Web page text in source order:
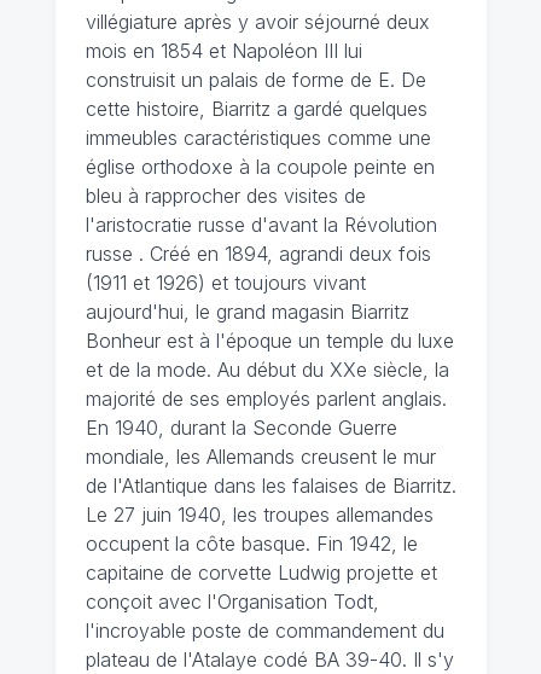
villégiature après y avoir séjourné deux
mois en 1854 et Napoléon III lui
construisit un palais de forme de E. De
cette histoire, Biarritz a gardé quelques
immeubles caractéristiques comme une
église orthodoxe à la coupole peinte en
bleu à rapprocher des visites de
l'aristocratie russe d'avant la Révolution
russe . Créé en 1894, agrandi deux fois
(1911 et 1926) et toujours vivant
aujourd'hui, le grand magasin Biarritz
Bonheur est à l'époque un temple du luxe
et de la mode. Au début du XXe siècle, la
majorité de ses employés parlent anglais.
En 1940, durant la Seconde Guerre
mondiale, les Allemands creusent le mur
de l'Atlantique dans les falaises de Biarritz.
Le 27 juin 1940, les troupes allemandes
occupent la côte basque. Fin 1942, le
capitaine de corvette Ludwig projette et
conçoit avec l'Organisation Todt,
l'incroyable poste de commandement du
plateau de l'Atalaye codé BA 39-40. Il s'y